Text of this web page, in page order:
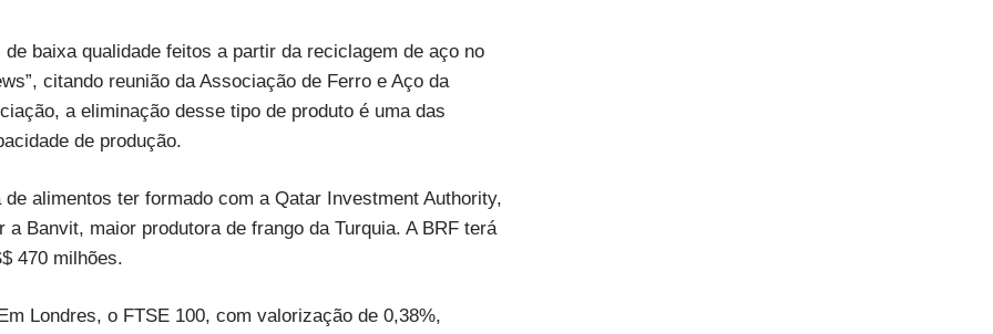
baixa qualidade feitos a partir da reciclagem de aço no
citando reunião da Associação de Ferro e Aço da
a eliminação desse tipo de produto é uma das
de produção.
alimentos ter formado com a Qatar Investment Authority,
Banvit, maior produtora de frango da Turquia. A BRF terá
470 milhões.
Londres, o FTSE 100, com valorização de 0,38%,